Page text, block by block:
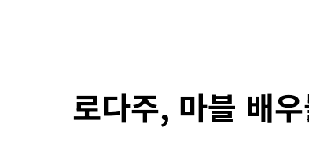
로다주, 마블 배